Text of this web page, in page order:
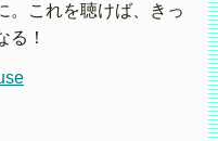
。これを聴けば、きっ
る！